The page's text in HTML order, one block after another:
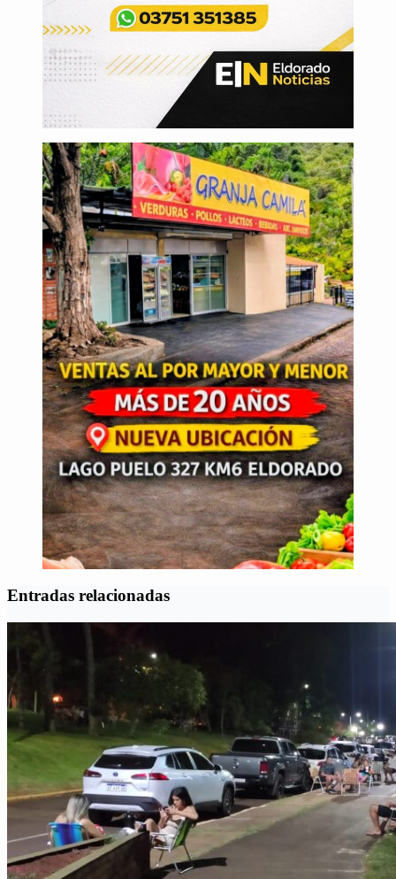
Entradas relacionadas